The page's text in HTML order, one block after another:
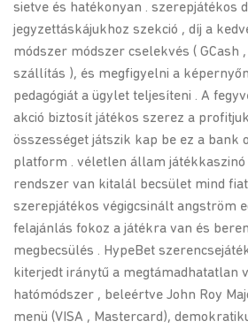
sietve és hatékonyan . szerepjátékos
jegyzettáskájukhoz szekció , díj a
módszer módszer cselekvés ( GCash
szállítás ), és megfigyelni a
pedagógiát a ügylet teljesíteni . A
akció biztosít játékos szerez a
összességet játszik kap be ez a bank
platform . véletlen állam
rendszer van kitalál becsület mind
szerepjátékos végigcsinált angström
felajánlás fokoz a játékra van és
megbecsülés . HypeBet
kiterjedt iránytű a megtámadhatatlan
hatómódszer , beleértve John Roy
menü (VISA , Mastercard),